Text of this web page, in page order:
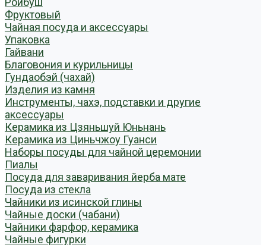
Фруктовый
Чайная посуда и аксессуары
Упаковка
Гайвани
Благовония и курильницы
Гундаобэй (чахай)
Изделия из камня
Инструменты, чахэ, подставки и другие
аксессуары
Керамика из Цзяньшуй Юньнань
Керамика из Циньчжоу Гуанси
Наборы посуды для чайной церемонии
Пиалы
Посуда для заваривания йерба мате
Посуда из стекла
Чайники из исинской глины
Чайные доски (чабани)
Чайники фарфор, керамика
Чайные фигурки